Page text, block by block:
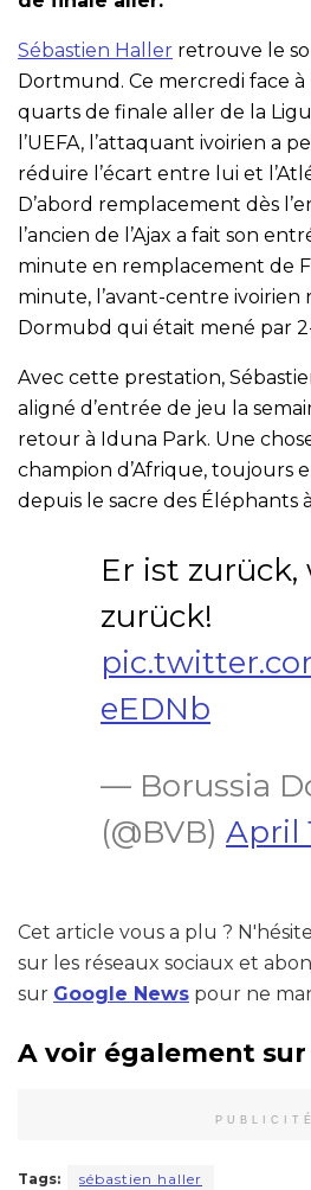
Sébastien Haller retrouve le
Dortmund. Ce mercredi face à
quarts de finale aller de la
l’UEFA, l’attaquant ivoirien a
réduire l’écart entre lui et
D’abord remplacement dès
l’ancien de l’Ajax a fait son
minute en remplacement de
minute, l’avant-centre ivoirien
Dormubd qui était mené par
Avec cette prestation,
aligné d’entrée de jeu la
retour à Iduna Park. Une
champion d’Afrique, toujours
depuis le sacre des Éléphants
Er ist zurück,
zurück!
eEDNb
— Borussia
(@BVB) April
Cet article vous a plu ?
sur les réseaux sociaux et
sur Google News pour ne
A voir également sur
PUBLICITÉ
Tags: sébastien haller